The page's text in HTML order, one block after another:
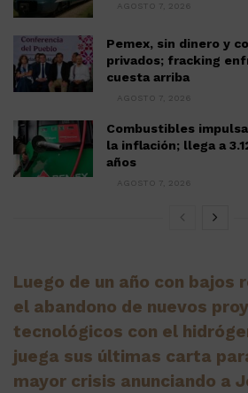
AGOSTO 7, 2026
Pemex, sin dinero y
privados; fracking
cuesta arriba
AGOSTO 7, 2026
Combustibles
la inflación; llega a
años
AGOSTO 7, 2026
Luego de un año con bajos
el abandono de nuevos
tecnológicos con el
juega sus últimas carta
mayor crisis anunciando a